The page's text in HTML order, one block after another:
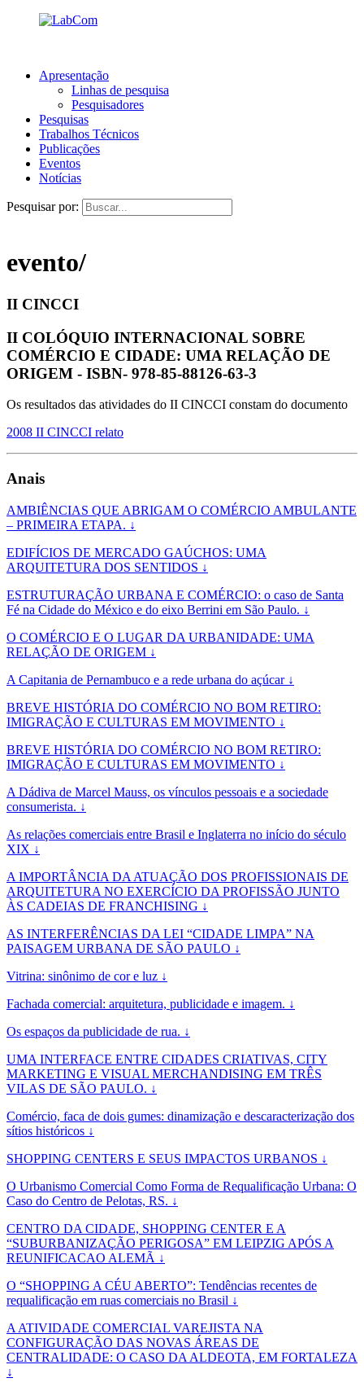
Apresentação
Linhas de pesquisa
Pesquisadores
Pesquisas
Trabalhos Técnicos
Publicações
Eventos
Notícias
Pesquisar por:
evento/
II CINCCI
II COLÓQUIO INTERNACIONAL SOBRE
COMÉRCIO E CIDADE: UMA RELAÇÃO DE
ORIGEM - ISBN- 978-85-88126-63-3
Os resultados das atividades do II CINCCI constam do documento
2008 II CINCCI relato
Anais
AMBIÊNCIAS QUE ABRIGAM O COMÉRCIO AMBULANTE
– PRIMEIRA ETAPA. ↓
EDIFÍCIOS DE MERCADO GAÚCHOS: UMA
ARQUITETURA DOS SENTIDOS ↓
ESTRUTURAÇÃO URBANA E COMÉRCIO: o caso de Santa
Fé na Cidade do México e do eixo Berrini em São Paulo. ↓
O COMÉRCIO E O LUGAR DA URBANIDADE: UMA
RELAÇÃO DE ORIGEM ↓
A Capitania de Pernambuco e a rede urbana do açúcar ↓
BREVE HISTÓRIA DO COMÉRCIO NO BOM RETIRO:
IMIGRAÇÃO E CULTURAS EM MOVIMENTO ↓
BREVE HISTÓRIA DO COMÉRCIO NO BOM RETIRO:
IMIGRAÇÃO E CULTURAS EM MOVIMENTO ↓
A Dádiva de Marcel Mauss, os vínculos pessoais e a sociedade
consumerista. ↓
As relações comerciais entre Brasil e Inglaterra no início do século
XIX ↓
A IMPORTÂNCIA DA ATUAÇÃO DOS PROFISSIONAIS DE
ARQUITETURA NO EXERCÍCIO DA PROFISSÃO JUNTO
ÀS CADEIAS DE FRANCHISING ↓
AS INTERFERÊNCIAS DA LEI “CIDADE LIMPA” NA
PAISAGEM URBANA DE SÃO PAULO ↓
Vitrina: sinônimo de cor e luz ↓
Fachada comercial: arquitetura, publicidade e imagem. ↓
Os espaços da publicidade de rua. ↓
UMA INTERFACE ENTRE CIDADES CRIATIVAS, CITY
MARKETING E VISUAL MERCHANDISING EM TRÊS
VILAS DE SÃO PAULO. ↓
Comércio, faca de dois gumes: dinamização e descaracterização dos
sítios históricos ↓
SHOPPING CENTERS E SEUS IMPACTOS URBANOS ↓
O Urbanismo Comercial Como Forma de Requalificação Urbana: O
Caso do Centro de Pelotas, RS. ↓
CENTRO DA CIDADE, SHOPPING CENTER E A
“SUBURBANIZAÇÃO PERIGOSA” EM LEIPZIG APÓS A
REUNIFICACAO ALEMÃ ↓
O “SHOPPING A CÉU ABERTO”: Tendências recentes de
requalificação em ruas comerciais no Brasil ↓
A ATIVIDADE COMERCIAL VAREJISTA NA
CONFIGURAÇÃO DAS NOVAS ÁREAS DE
CENTRALIDADE: O CASO DA ALDEOTA, EM FORTALEZA
↓